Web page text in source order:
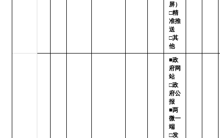
屏）
□精
准推
送
□其
他
■政
府网
站
□政
府公
报
■两
微一
端
□发